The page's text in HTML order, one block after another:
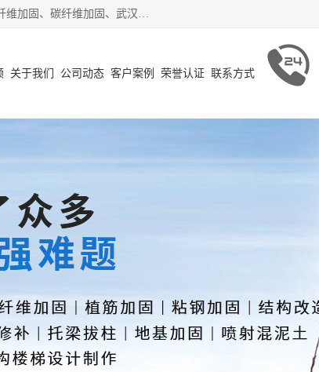
安徽泽西项目管理有限公司主营安徽合肥碳纤维加固、阜阳碳纤维加固、江西碳纤维加固、南京碳纤维加固、碳纤维加固、武汉碳纤维加固等业务，业务覆盖范围：安徽合肥、阜阳、江西、南京、武汉等区域。公司在钢筋混凝土结构改造加固、砌体结构改造加固、设计变更、结构改造加固、质量缺陷加固、地基加固等各加固改造领域具有优良的设计及施工经验。
关于我们 公司动态 客户案例 荣誉认证 联系方式